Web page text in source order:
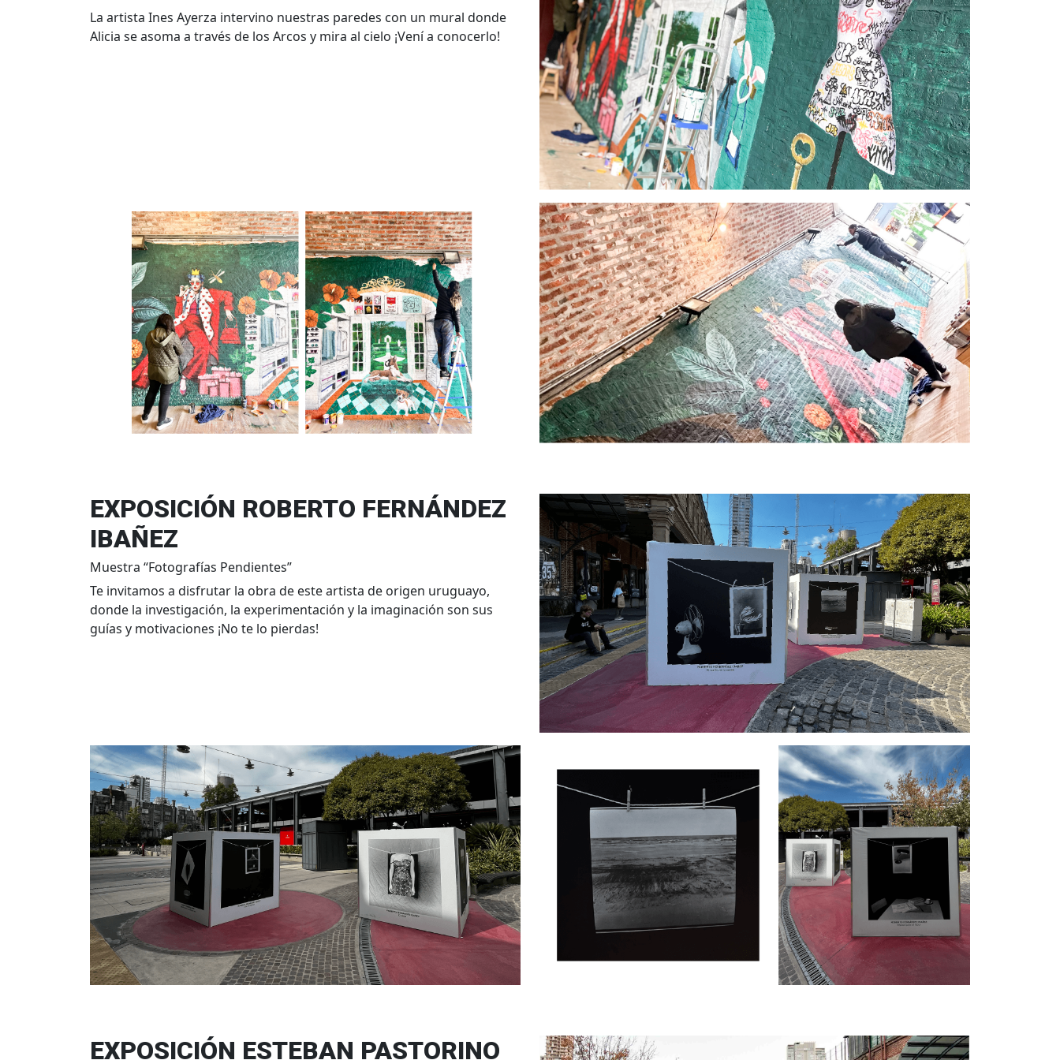
La artista Ines Ayerza intervino nuestras paredes con un mural donde
Alicia se asoma a través de los Arcos y mira al cielo ¡Vení a conocerlo!
EXPOSICIÓN ROBERTO FERNÁNDEZ
IBAÑEZ
Muestra “Fotografías Pendientes”
Te invitamos a disfrutar la obra de este artista de origen uruguayo,
donde la investigación, la experimentación y la imaginación son sus
guías y motivaciones ¡No te lo pierdas!
EXPOSICIÓN ESTEBAN PASTORINO